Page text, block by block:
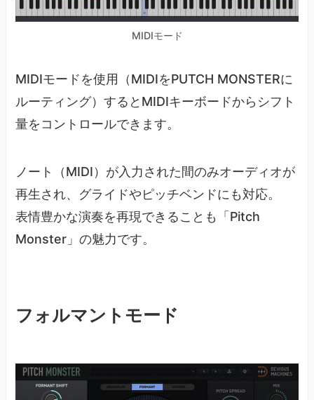
MIDIモード
MIDIモードを使用（MIDIをPUTCH MONSTERに
ルーティング）するとMIDIキーボードからシフト
量をコントロールできます。
ノート（MIDI）が入力された間のみオーディオが
再生され、グライドやピッチベンドにも対応。
表情豊かな演奏を再現できることも「Pitch
Monster」の魅力です。
フォルマントモード